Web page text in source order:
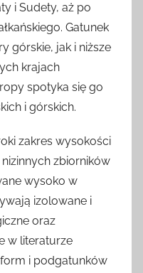
i Sudety, aż po
Gatunek
górskie, jak i niższe
krajach
spotyka się go
i górskich.
zakres wysokości
zbiorników
wysoko w
izolowane i
oraz
w literaturze
i podgatunków